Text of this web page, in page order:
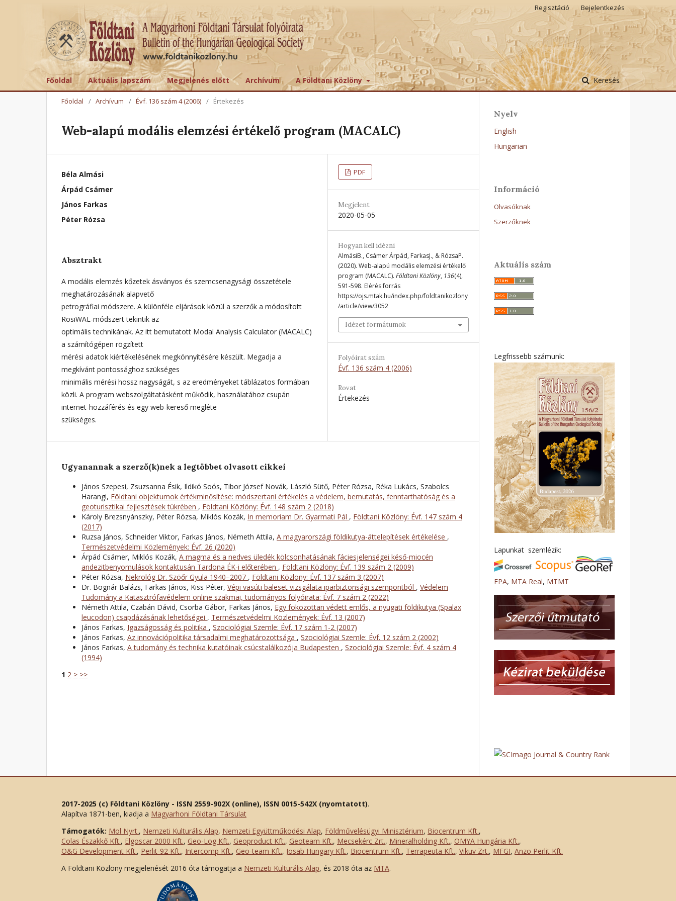
Főoldal Aktuális lapszám Megjelenés előtt Archívum A Földtani Közlöny Keresés
Regisztáció Bejelentkezés
Főoldal / Archívum / Évf. 136 szám 4 (2006) / Értekezés
Web-alapú modális elemzési értékelő program (MACALC)
Béla Almási
Árpád Csámer
János Farkas
Péter Rózsa
Absztrakt
A modális elemzés kőzetek ásványos és szemcsenagysági összetétele
meghatározásának alapvető
petrográfiai módszere. A különféle eljárások közül a szerzők a módosított
RosiWAL-módszert tekintik az
optimális technikának. Az itt bemutatott Modal Analysis Calculator (MACALC)
a számítógépen rögzített
mérési adatok kiértékelésének megkönnyítésére készült. Megadja a
megkívánt pontossághoz szükséges
minimális mérési hossz nagyságát, s az eredményeket táblázatos formában
közli. A program webszolgáltatásként működik, használatához csupán
internet-hozzáférés és egy web-kereső megléte
szükséges.
PDF
Megjelent
2020-05-05
Hogyan kell idézni
AlmásiB., Csámer Árpád, FarkasJ., & RózsaP.
(2020). Web-alapú modális elemzési értékelő
program (MACALC). Földtani Közlöny, 136(4),
591-598. Elérés forrás
https://ojs.mtak.hu/index.php/foldtanikozlony
/article/view/3052
Idézet formátumok
Folyóirat szám
Évf. 136 szám 4 (2006)
Rovat
Értekezés
Ugyanannak a szerző(k)nek a legtöbbet olvasott cikkei
János Szepesi, Zsuzsanna Ésik, Ildikó Soós, Tibor József Novák, László Sütő, Péter Rózsa, Réka Lukács, Szabolcs
Harangi, Földtani objektumok értékminősítése: módszertani értékelés a védelem, bemutatás, fenntarthatóság és a
geoturisztikai fejlesztések tükrében , Földtani Közlöny: Évf. 148 szám 2 (2018)
Károly Brezsnyánszky, Péter Rózsa, Miklós Kozák, In memoriam Dr. Gyarmati Pál , Földtani Közlöny: Évf. 147 szám 4
(2017)
Ruzsa János, Schneider Viktor, Farkas János, Németh Attila, A magyarországi földikutya-áttelepítések értékelése ,
Természetvédelmi Közlemények: Évf. 26 (2020)
Árpád Csámer, Miklós Kozák, A magma és a nedves üledék kölcsönhatásának fáciesjelenségei késő-miocén
andezitbenyomulások kontaktusán Tardona ÉK-i előterében , Földtani Közlöny: Évf. 139 szám 2 (2009)
Péter Rózsa, Nekrológ Dr. Szöőr Gyula 1940–2007 , Földtani Közlöny: Évf. 137 szám 3 (2007)
Dr. Bognár Balázs, Farkas János, Kiss Péter, Vépi vasúti baleset vizsgálata iparbiztonsági szempontból , Védelem
Tudomány a Katasztrófavédelem online szakmai, tudományos folyóirata: Évf. 7 szám 2 (2022)
Németh Attila, Czabán Dávid, Csorba Gábor, Farkas János, Egy fokozottan védett emlős, a nyugati földikutya (Spalax
leucodon) csapdázásának lehetőségei , Természetvédelmi Közlemények: Évf. 13 (2007)
János Farkas, Igazságosság és politika , Szociológiai Szemle: Évf. 17 szám 1-2 (2007)
János Farkas, Az innovációpolitika társadalmi meghatározottsága , Szociológiai Szemle: Évf. 12 szám 2 (2002)
János Farkas, A tudomány és technika kutatóinak csúcstalálkozója Budapesten , Szociológiai Szemle: Évf. 4 szám 4
(1994)
1 2 > >>
Nyelv
English
Hungarian
Információ
Olvasóknak
Szerzőknek
Aktuális szám
Legfrissebb számunk:
Lapunkat szemlézik:
EPA, MTA Real, MTMT
2017-2025 (c) Földtani Közlöny - ISSN 2559-902X (online), ISSN 0015-542X (nyomtatott).
Alapítva 1871-ben, kiadja a Magyarhoni Földtani Társulat
Támogatók: Mol Nyrt., Nemzeti Kulturális Alap, Nemzeti Együttműködési Alap, Földművelésügyi Minisztérium, Biocentrum Kft.,
Colas Északkő Kft., Elgoscar 2000 Kft., Geo-Log Kft., Geoproduct Kft., Geoteam Kft., Mecsekérc Zrt., Mineralholding Kft., OMYA Hungária Kft.,
O&G Development Kft., Perlit-92 Kft., Intercomp Kft., Geo-team Kft., Josab Hungary Kft., Biocentrum Kft., Terrapeuta Kft., Vikuv Zrt., MFGI, Anzo Perlit Kft.
A Földtani Közlöny megjelenését 2016 óta támogatja a Nemzeti Kulturális Alap, és 2018 óta az MTA.